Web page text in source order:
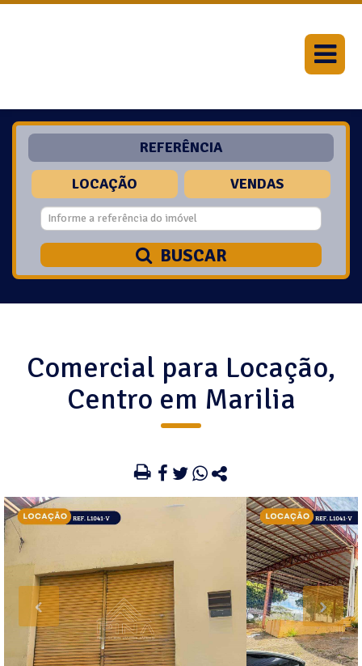
REFERÊNCIA
LOCAÇÃO VENDAS
BUSCAR
Comercial para Locação,
Centro em Marilia
‹ ›